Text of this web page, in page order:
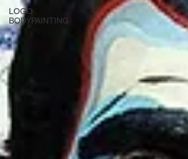
LOGO
BODYPAINTING